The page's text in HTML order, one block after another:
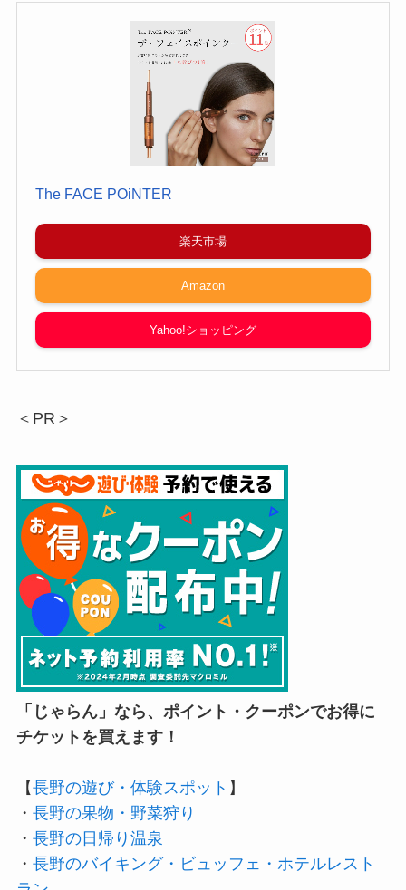
The FACE POiNTER
楽天市場
Amazon
Yahoo!ショッピング
＜PR＞
「じゃらん」なら、ポイント・クーポンでお得に
チケットを買えます！
【長野の遊び・体験スポット 】
・ 長野の果物・野菜狩り
・ 長野の日帰り温泉
・ 長野のバイキング・ビュッフェ・ホテルレスト